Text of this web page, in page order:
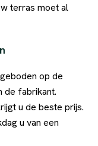
terras moet al
op de
de fabrikant.
u de beste prijs.
u van een